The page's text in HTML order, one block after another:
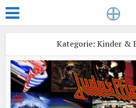
Kategorie: Kinder &